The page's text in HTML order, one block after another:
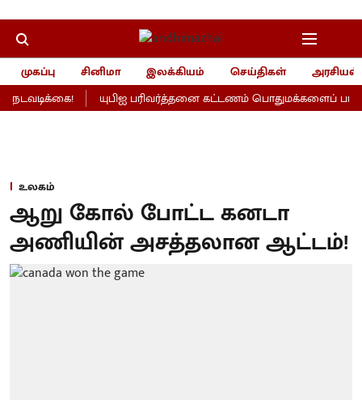
முகப்பு சினிமா இலக்கியம் செய்திகள்
அரசியல்
யுபிஐ பரிவர்த்தனை கட்டணம் பொதுமக்களைப்
உலகம்
ஆறு கோல் போட்ட கனடா
அணியின் அசத்தலான ஆட்டம்!